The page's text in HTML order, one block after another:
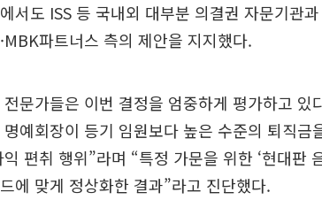
서도 ISS 등 국내외 대부분 의결권 자문기관
파트너스 측의 제안을 지지했다.
문가들은 이번 결정을 엄중하게 평가하고 있
예회장이 등기 임원보다 높은 수준의 퇴직금
편취 행위”라며 “특정 가문을 위한 ‘현대판
에 맞게 정상화한 결과”라고 진단했다.